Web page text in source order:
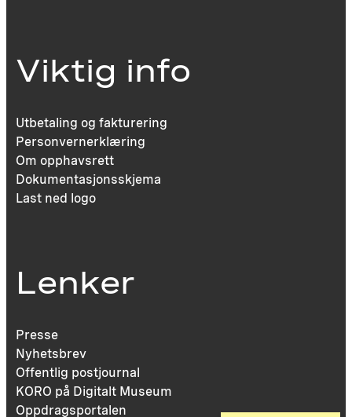
Viktig info
Utbetaling og fakturering
Personvernerklæring
Om opphavsrett
Dokumentasjonsskjema
Last ned logo
Lenker
Presse
Nyhetsbrev
Offentlig postjournal
KORO på Digitalt Museum
Oppdragsportalen